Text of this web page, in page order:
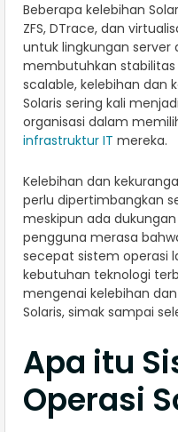
Beberapa kelebihan
ZFS, DTrace, dan
untuk lingkungan server
membutuhkan
scalable, kelebihan dan
Solaris sering kali
organisasi dalam
infrastruktur IT mereka.
Kelebihan dan
perlu dipertimbangkan
meskipun ada
pengguna merasa
secepat sistem operasi
kebutuhan teknologi
mengenai kelebihan
Solaris, simak sampai
Apa itu
Operasi